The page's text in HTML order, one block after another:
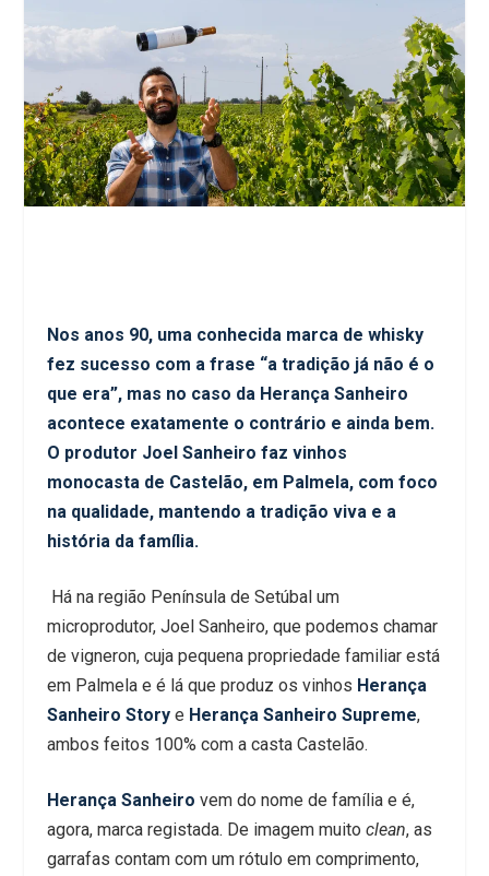
Nos anos 90, uma conhecida marca de whisky
fez sucesso com a frase “a tradição já não é o
que era”, mas no caso da Herança Sanheiro
acontece exatamente o contrário e ainda bem.
O produtor Joel Sanheiro faz vinhos
monocasta de Castelão, em Palmela, com foco
na qualidade, mantendo a tradição viva e a
história da família.
Há na região Península de Setúbal um
microprodutor, Joel Sanheiro, que podemos chamar
de vigneron, cuja pequena propriedade familiar está
em Palmela e é lá que produz os vinhos Herança
Sanheiro Story e Herança Sanheiro Supreme,
ambos feitos 100% com a casta Castelão.
Herança Sanheiro vem do nome de família e é,
agora, marca registada. De imagem muito clean, as
garrafas contam com um rótulo em comprimento,